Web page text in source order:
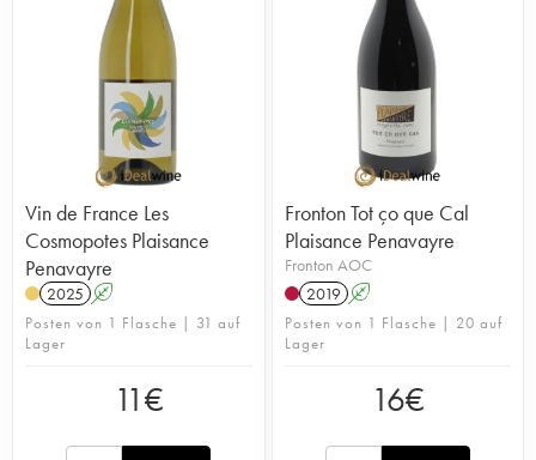
Vin de France Les
Cosmopotes Plaisance
Penavayre
2025 A
Posten von 1 Flasche | 31 auf
Lager
11€
Fronton Tot ço que Cal
Plaisance Penavayre
Fronton AOC
2019 A
Posten von 1 Flasche | 20 auf
Lager
16€